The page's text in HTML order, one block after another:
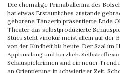
Die ehemalige Primaballerina des
hat etwas Erstaunliches zustande
geborene Tänzerin präsentierte Ende
Theater das selbstproduzierte
Stück steht Vinokur meist allein auf der
von der Kindheit bis heute. Der Saal im
Applaus lang und herzlich.
Schauspielerinnen sind ein neuer Trend
an Orientierung in schwieriger Zeit.